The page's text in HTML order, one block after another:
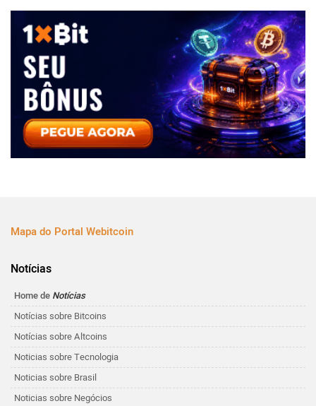
Mapa do Portal Webitcoin
Notícias
Home de Notícias
Notícias sobre Bitcoins
Notícias sobre Altcoins
Noticias sobre Tecnologia
Noticias sobre Brasil
Noticias sobre Negócios